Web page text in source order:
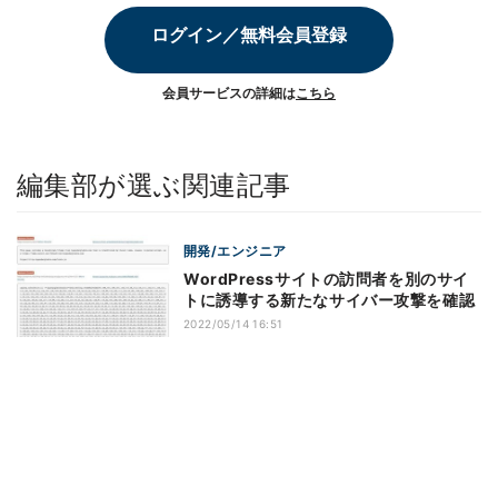
ログイン／無料会員登録
会員サービスの詳細はこちら
編集部が選ぶ関連記事
開発/エンジニア
WordPressサイトの訪問者を別のサイ
トに誘導する新たなサイバー攻撃を確認
2022/05/14 16:51